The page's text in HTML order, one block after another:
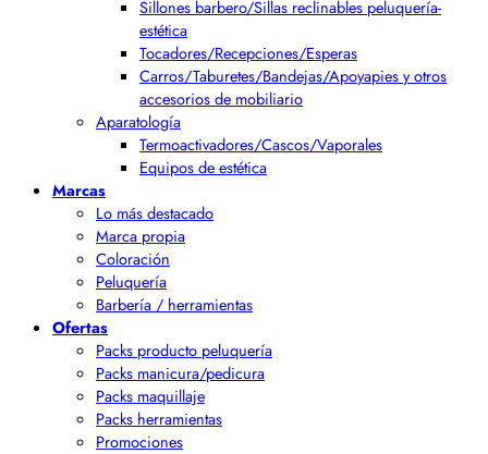
Sillones barbero/Sillas reclinables peluquería-
estética
Tocadores/Recepciones/Esperas
Carros/Taburetes/Bandejas/Apoyapies y otros
accesorios de mobiliario
Aparatología
Termoactivadores/Cascos/Vaporales
Equipos de estética
Marcas
Lo más destacado
Marca propia
Coloración
Peluquería
Barbería / herramientas
Ofertas
Packs producto peluquería
Packs manicura/pedicura
Packs maquillaje
Packs herramientas
Promociones